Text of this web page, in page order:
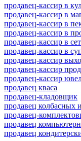
продавец-кассир в
продавец-кассир в
продавец-кассир в
продавец-кассир в
продавец-кассир в
продавец-кассир в
продавец-кассир
продавец-кассир
продавец-кассир
продавец кваса
продавец-кладовщик
продавец колбасных
продавец-
продавец
продавец